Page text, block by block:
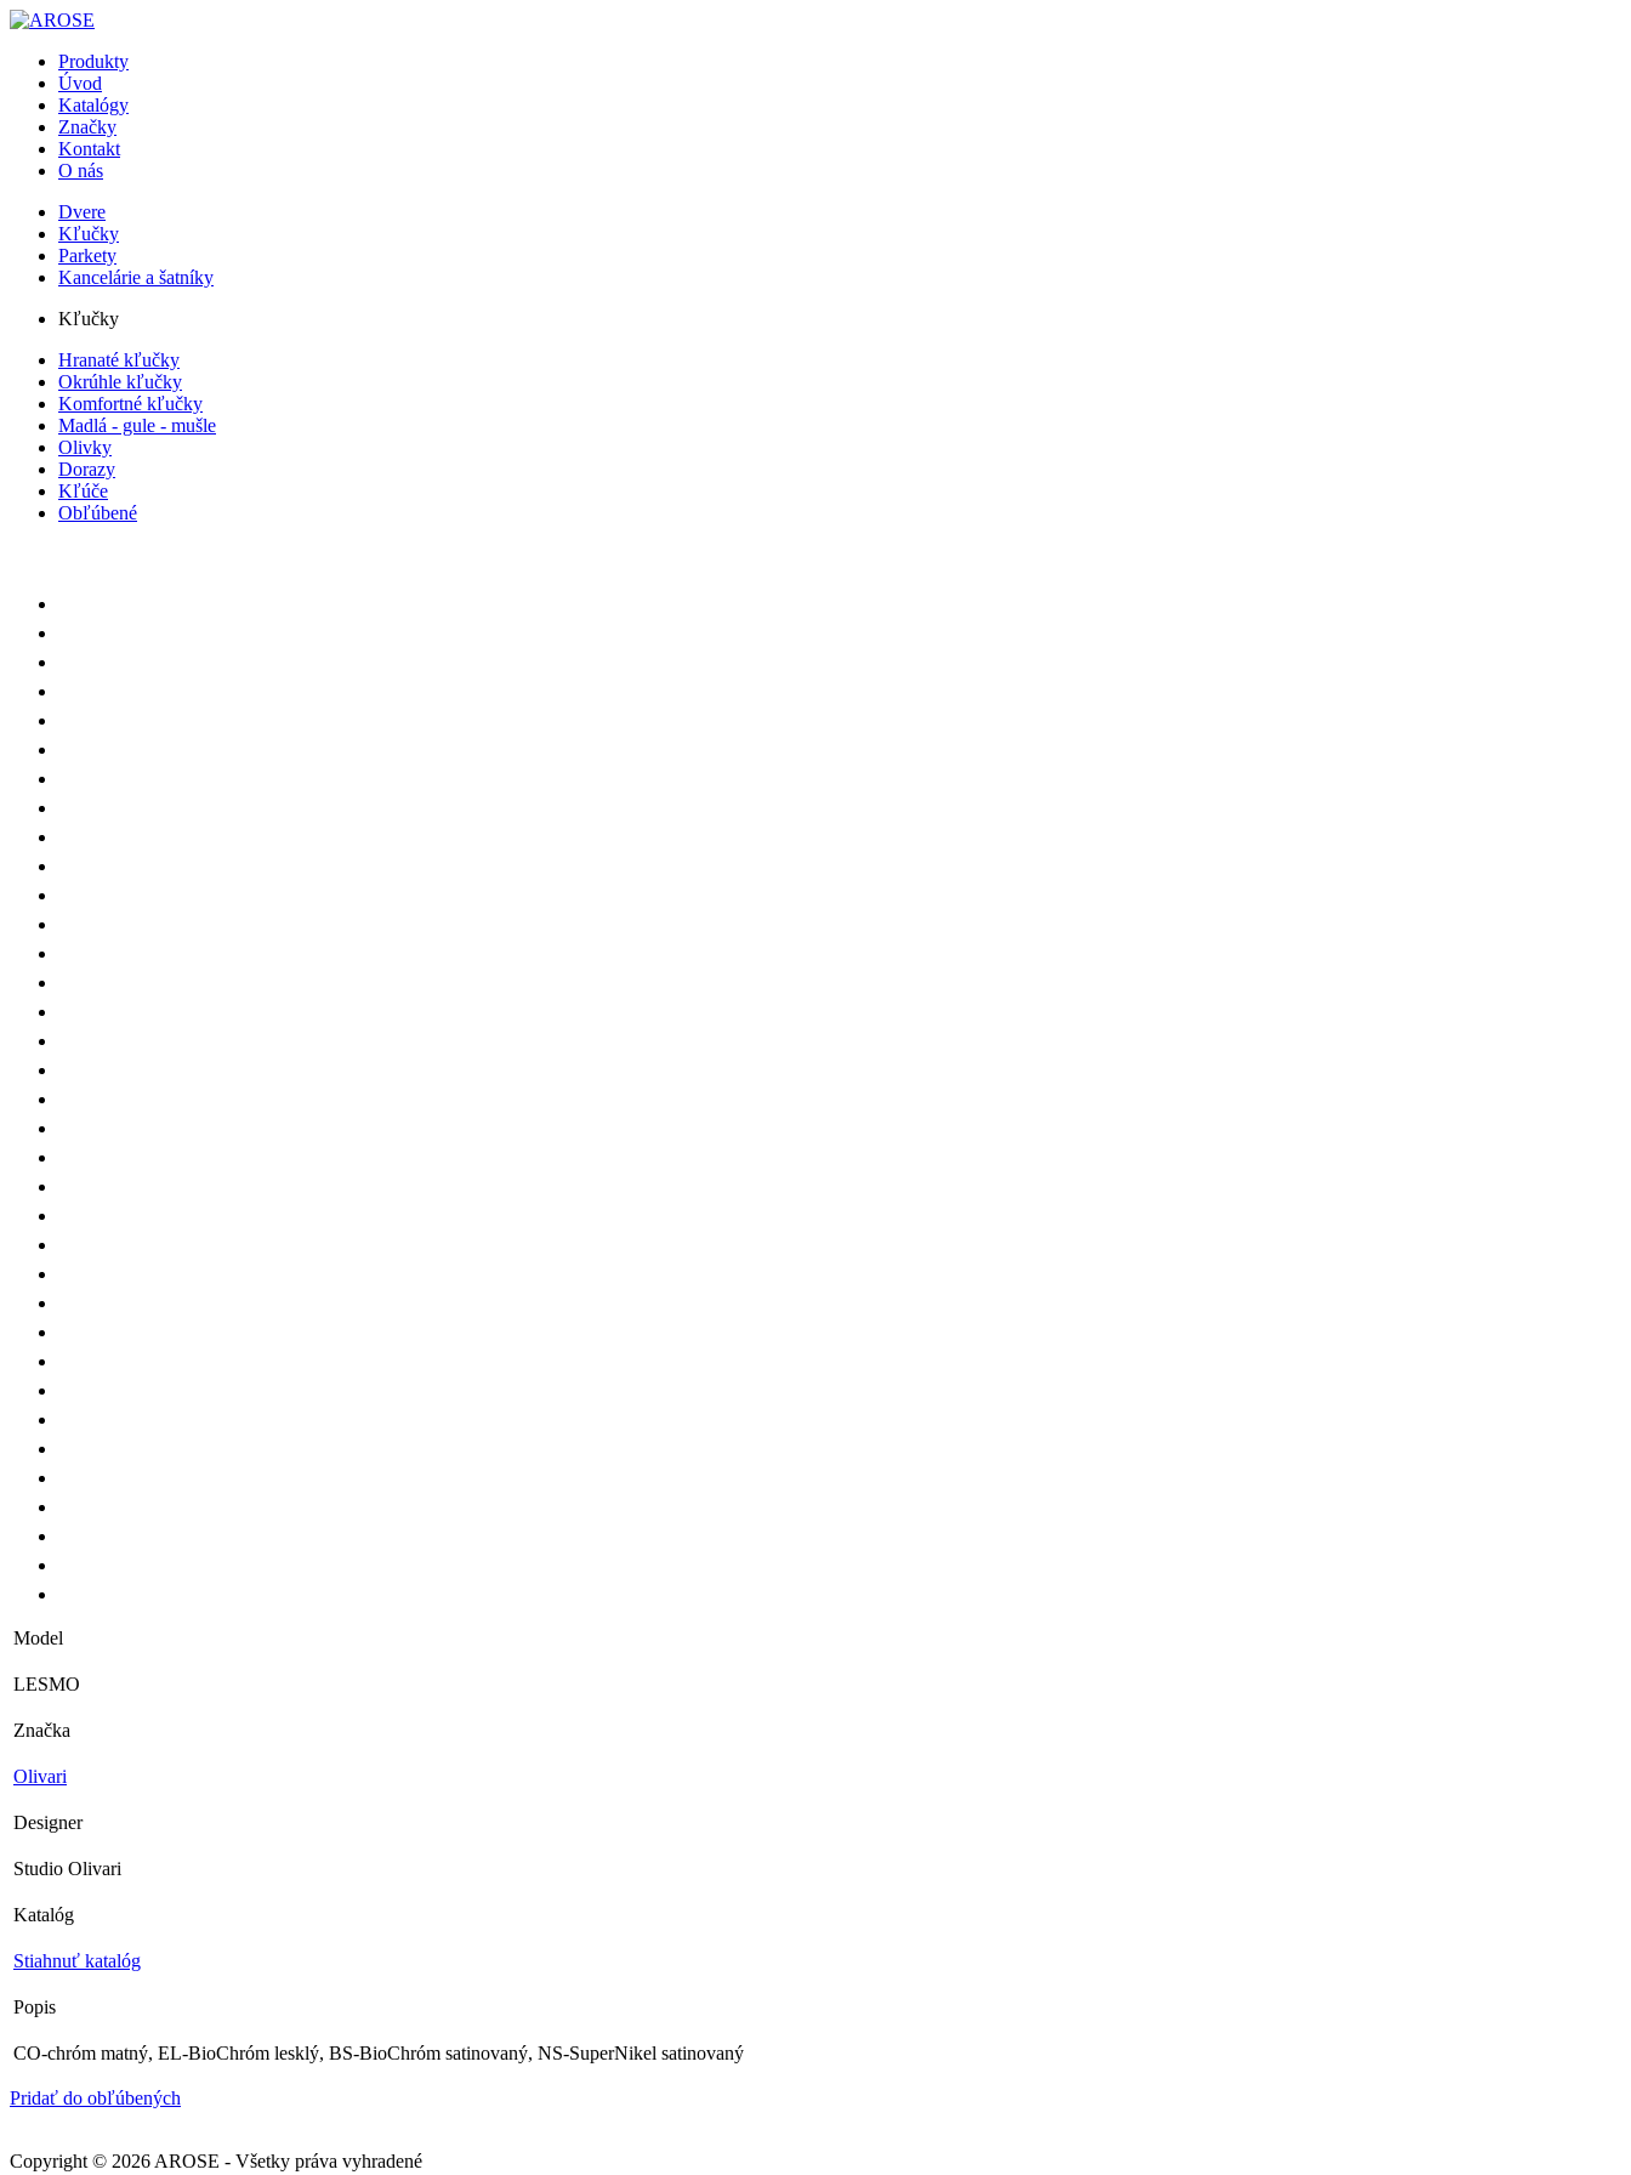
Produkty
Úvod
Katalógy
Značky
Kontakt
O nás
Dvere
Kľučky
Parkety
Kancelárie a šatníky
Kľučky
Hranaté kľučky
Okrúhle kľučky
Komfortné kľučky
Madlá - gule - mušle
Olivky
Dorazy
Kľúče
Obľúbené
Model
LESMO
Značka
Olivari
Designer
Studio Olivari
Katalóg
Stiahnuť katalóg
Popis
CO-chróm matný, EL-BioChróm lesklý, BS-BioChróm satinovaný, NS-SuperNikel satinovaný
Pridať do obľúbených
Copyright © 2026 AROSE - Všetky práva vyhradené